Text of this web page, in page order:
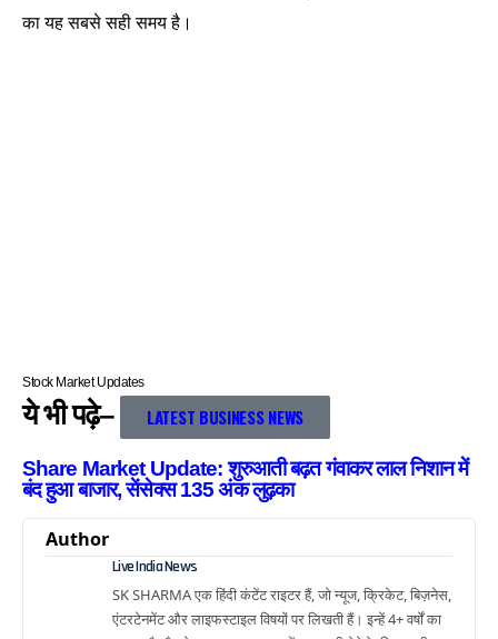
का यह सबसे सही समय है।
Stock Market Updates
ये भी पढ़े– LATEST BUSINESS NEWS
Share Market Update: शुरुआती बढ़त गंवाकर लाल निशान में
बंद हुआ बाजार, सेंसेक्स 135 अंक लुढ़का
Author
Live India News
SK SHARMA एक हिंदी कंटेंट राइटर हैं, जो न्यूज, क्रिकेट, बिज़नेस,
एंटरटेनमेंट और लाइफस्टाइल विषयों पर लिखती हैं। इन्हें 4+ वर्षों का